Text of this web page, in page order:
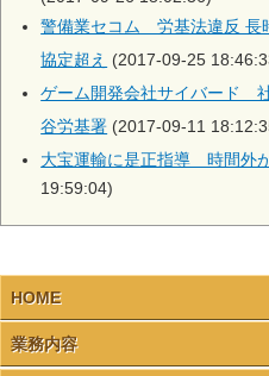
警備業セコム 労基法違反 長
協定超え (2017-09-25
ゲーム開発会社サイバード
谷労基署 (2017-09-11
大宝運輸に是正指導 時間外
19:59:04)
HOME
業務内容